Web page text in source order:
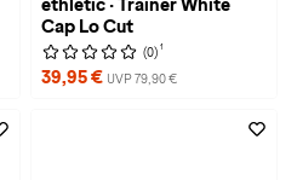
ethletic · Trainer White
Cap Lo Cut
(0) 1
39,95 € UVP 79,90 €